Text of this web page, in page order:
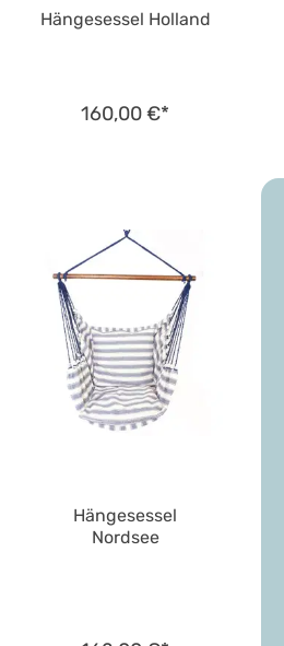
Hängesessel Holland
160,00 €*
Hängesessel
Nordsee